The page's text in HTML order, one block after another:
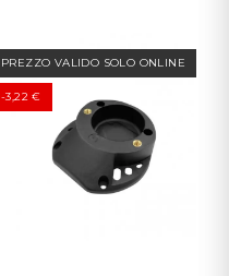
PREZZO VALIDO SOLO ONLINE
-3,22 €